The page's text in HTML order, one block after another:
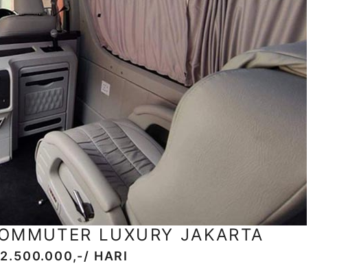
LUXURY JAKARTA
2.500.000,-/ HARI